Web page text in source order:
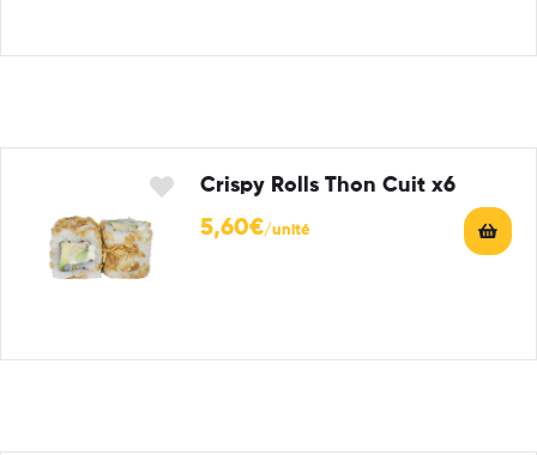
Crispy Rolls Thon Cuit x6
5,60€